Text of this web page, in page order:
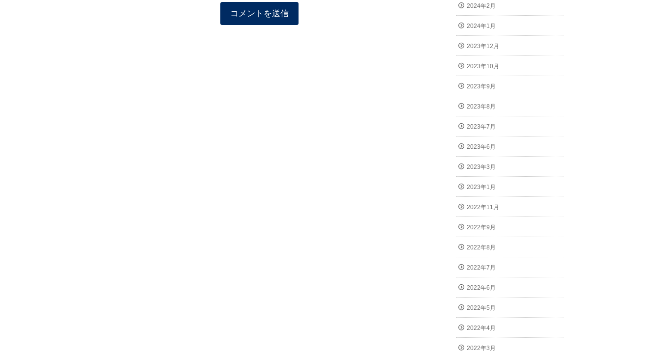
2024年2月
2024年1月
2023年12月
2023年10月
2023年9月
2023年8月
2023年7月
2023年6月
2023年3月
2023年1月
2022年11月
2022年9月
2022年8月
2022年7月
2022年6月
2022年5月
2022年4月
2022年3月